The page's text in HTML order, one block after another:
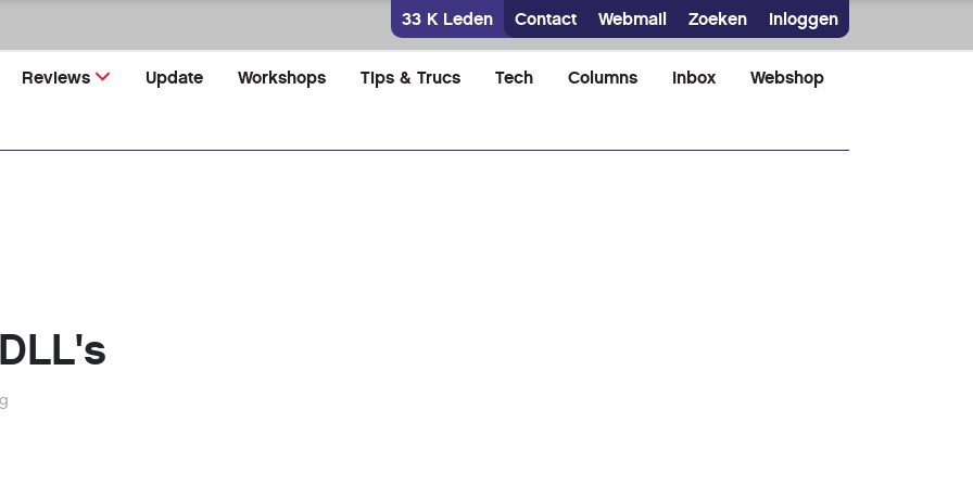
33 K Leden Contact Webmail Zoeken Inloggen
Reviews Update Workshops Tips & Trucs Tech Columns Inbox Webshop